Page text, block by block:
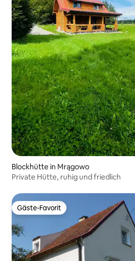
Blockhütte in Mrągowo
Private Hütte, ruhig und friedlich
Gäste-Favorit
Gäste-Favorit